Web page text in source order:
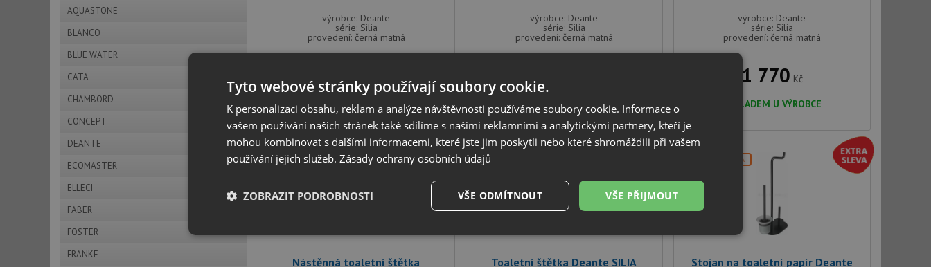
AQUASTONE
BLANCO
BLUE WATER
CATA
CHAMBORD
CONCEPT
DEANTE
ECOMASTER
ELLECI
FABER
FOSTER
FRANKE
výrobce: Deante
série: Silia
provedení: černá matná
1 130
SKLADEM U VÝROBCE
výrobce: Deante
série: Silia
provedení: černá matná
1 360
SKLADEM U VÝROBCE
výrobce: Deante
série: Silia
provedení: černá matná
1 770 Kč
SKLADEM U VÝROBCE
Nástěnná toaletní štětka
Toaletní štětka Deante SILIA
DOPRAVA ZDARMA
Stojan na toaletní papír Deante
Tyto webové stránky používají soubory cookie.
K personalizaci obsahu, reklam a analýze návštěvnosti používáme soubory cookie. Informace o
vašem používání našich stránek také sdílíme s našimi reklamními a analytickými partnery, kteří je
mohou kombinovat s dalšími informacemi, které jste jim poskytli nebo které shromáždili při vašem
používání jejich služeb. Zásady ochrany osobních údajů
VŠE PŘIJMOUT
VŠE ODMÍTNOUT
ZOBRAZIT PODROBNOSTI
Nezbytně nutné
Výkonové
Soubory cílení Funkční soubory
Nezařazené